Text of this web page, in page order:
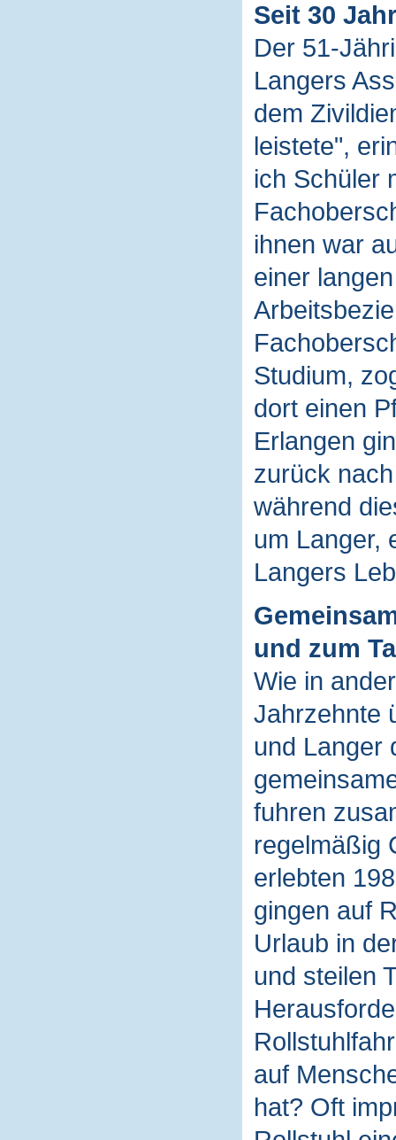
Seit 30
Der 51-
Langers
dem
leistete",
ich Schüler
ihnen war
einer
Studium,
dort einen
Erlangen
zurück
während
um Langer,
Langers
und zum
Wie in
Jahrzehnte
und Langer
fuhren
regelmäßig
erlebten
gingen auf
Urlaub in
und steilen
auf
hat? Oft